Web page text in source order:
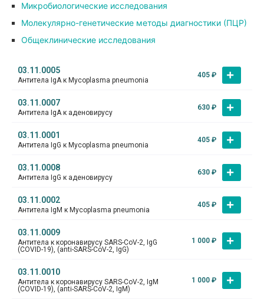
Микробиологические исследования
Молекулярно-генетические методы диагностики (ПЦР)
Общеклинические исследования
03.11.0005
Антитела IgA к Mycoplasma pneumonia
405 ₽
03.11.0007
Антитела IgA к аденовирусу
630 ₽
03.11.0001
Антитела IgG к Mycoplasma pneumonia
405 ₽
03.11.0008
Антитела IgG к аденовирусу
630 ₽
03.11.0002
Антитела IgM к Mycoplasma pneumonia
405 ₽
03.11.0009
Антитела к коронавирусу SARS-CoV-2, IgG
(COVID-19), (anti-SARS-CoV-2, IgG)
1 000 ₽
03.11.0010
Антитела к коронавирусу SARS-CoV-2, IgМ
(COVID-19), (anti-SARS-CoV-2, IgМ)
1 000 ₽